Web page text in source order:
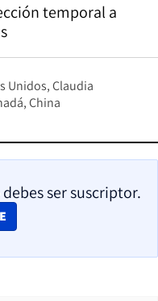
temporal a
Unidos Claudia
China
ser suscriptor.
WINDOW